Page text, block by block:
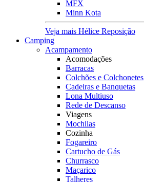
MFX
Minn Kota
Veja mais Hélice Reposição
Camping
Acampamento
Acomodações
Barracas
Colchões e Colchonetes
Cadeiras e Banquetas
Lona Multiuso
Rede de Descanso
Viagens
Mochilas
Cozinha
Fogareiro
Cartucho de Gás
Churrasco
Maçarico
Talheres